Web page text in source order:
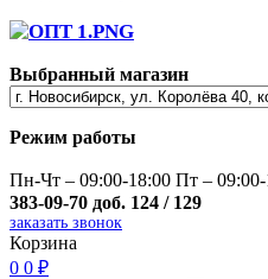
Выбранный магазин
Режим работы
Пн-Чт – 09:00-18:00 Пт – 09:00-
383-09-70 доб. 124 / 129
заказать звонок
Корзина
0 0 ₽